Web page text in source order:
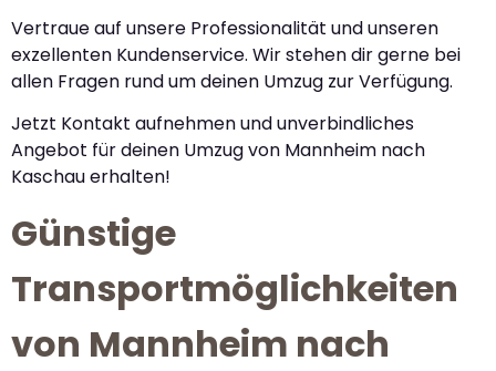
Vertraue auf unsere Professionalität und unseren
exzellenten Kundenservice. Wir stehen dir gerne bei
allen Fragen rund um deinen Umzug zur Verfügung.
Jetzt Kontakt aufnehmen und unverbindliches
Angebot für deinen Umzug von Mannheim nach
Kaschau erhalten!
Günstige
Transportmöglichkeiten
von Mannheim nach